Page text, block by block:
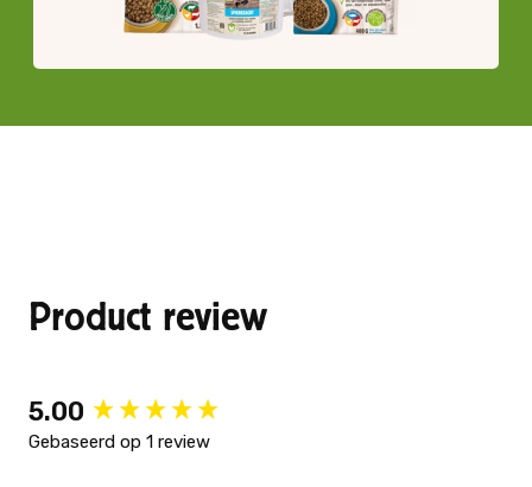
Product review
5.00
Gebaseerd op 1 review
New content loaded